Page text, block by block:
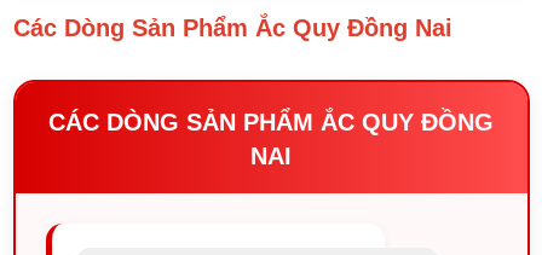
Các Dòng Sản Phẩm Ắc Quy Đồng Nai
CÁC DÒNG SẢN PHẨM ẮC QUY ĐỒNG
NAI